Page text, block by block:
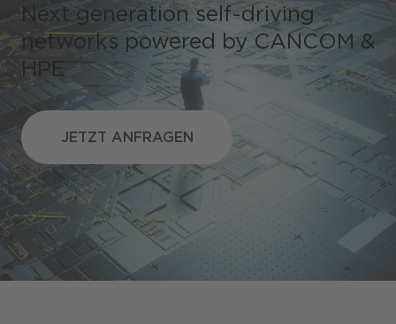
Next generation self-driving
networks powered by CANCOM &
HPE
JETZT ANFRAGEN
JETZT ANFRAGEN